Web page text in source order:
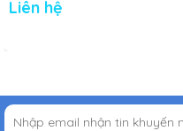
Liên hệ